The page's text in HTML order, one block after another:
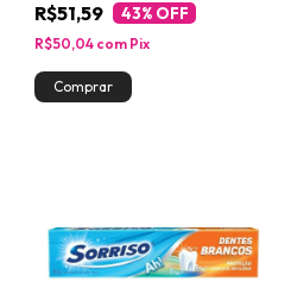
R$51,59 43% OFF
R$50,04 com Pix